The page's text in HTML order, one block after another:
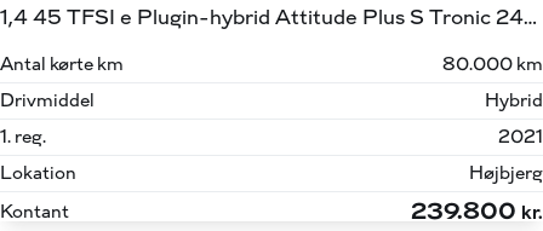
1,4 45 TFSI e Plugin-hybrid Attitude Plus S Tronic 245HK 5d 6g Aut.
Antal kørte km
80.000 km
Drivmiddel
Hybrid
1. reg.
2021
Lokation
Højbjerg
Kontant
239.800 kr.